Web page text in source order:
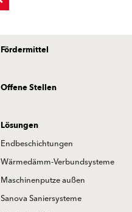
Fördermittel
Offene Stellen
Lösungen
Endbeschichtungen
Wärmedämm-Verbundsysteme
Maschinenputze außen
Sanova Saniersysteme